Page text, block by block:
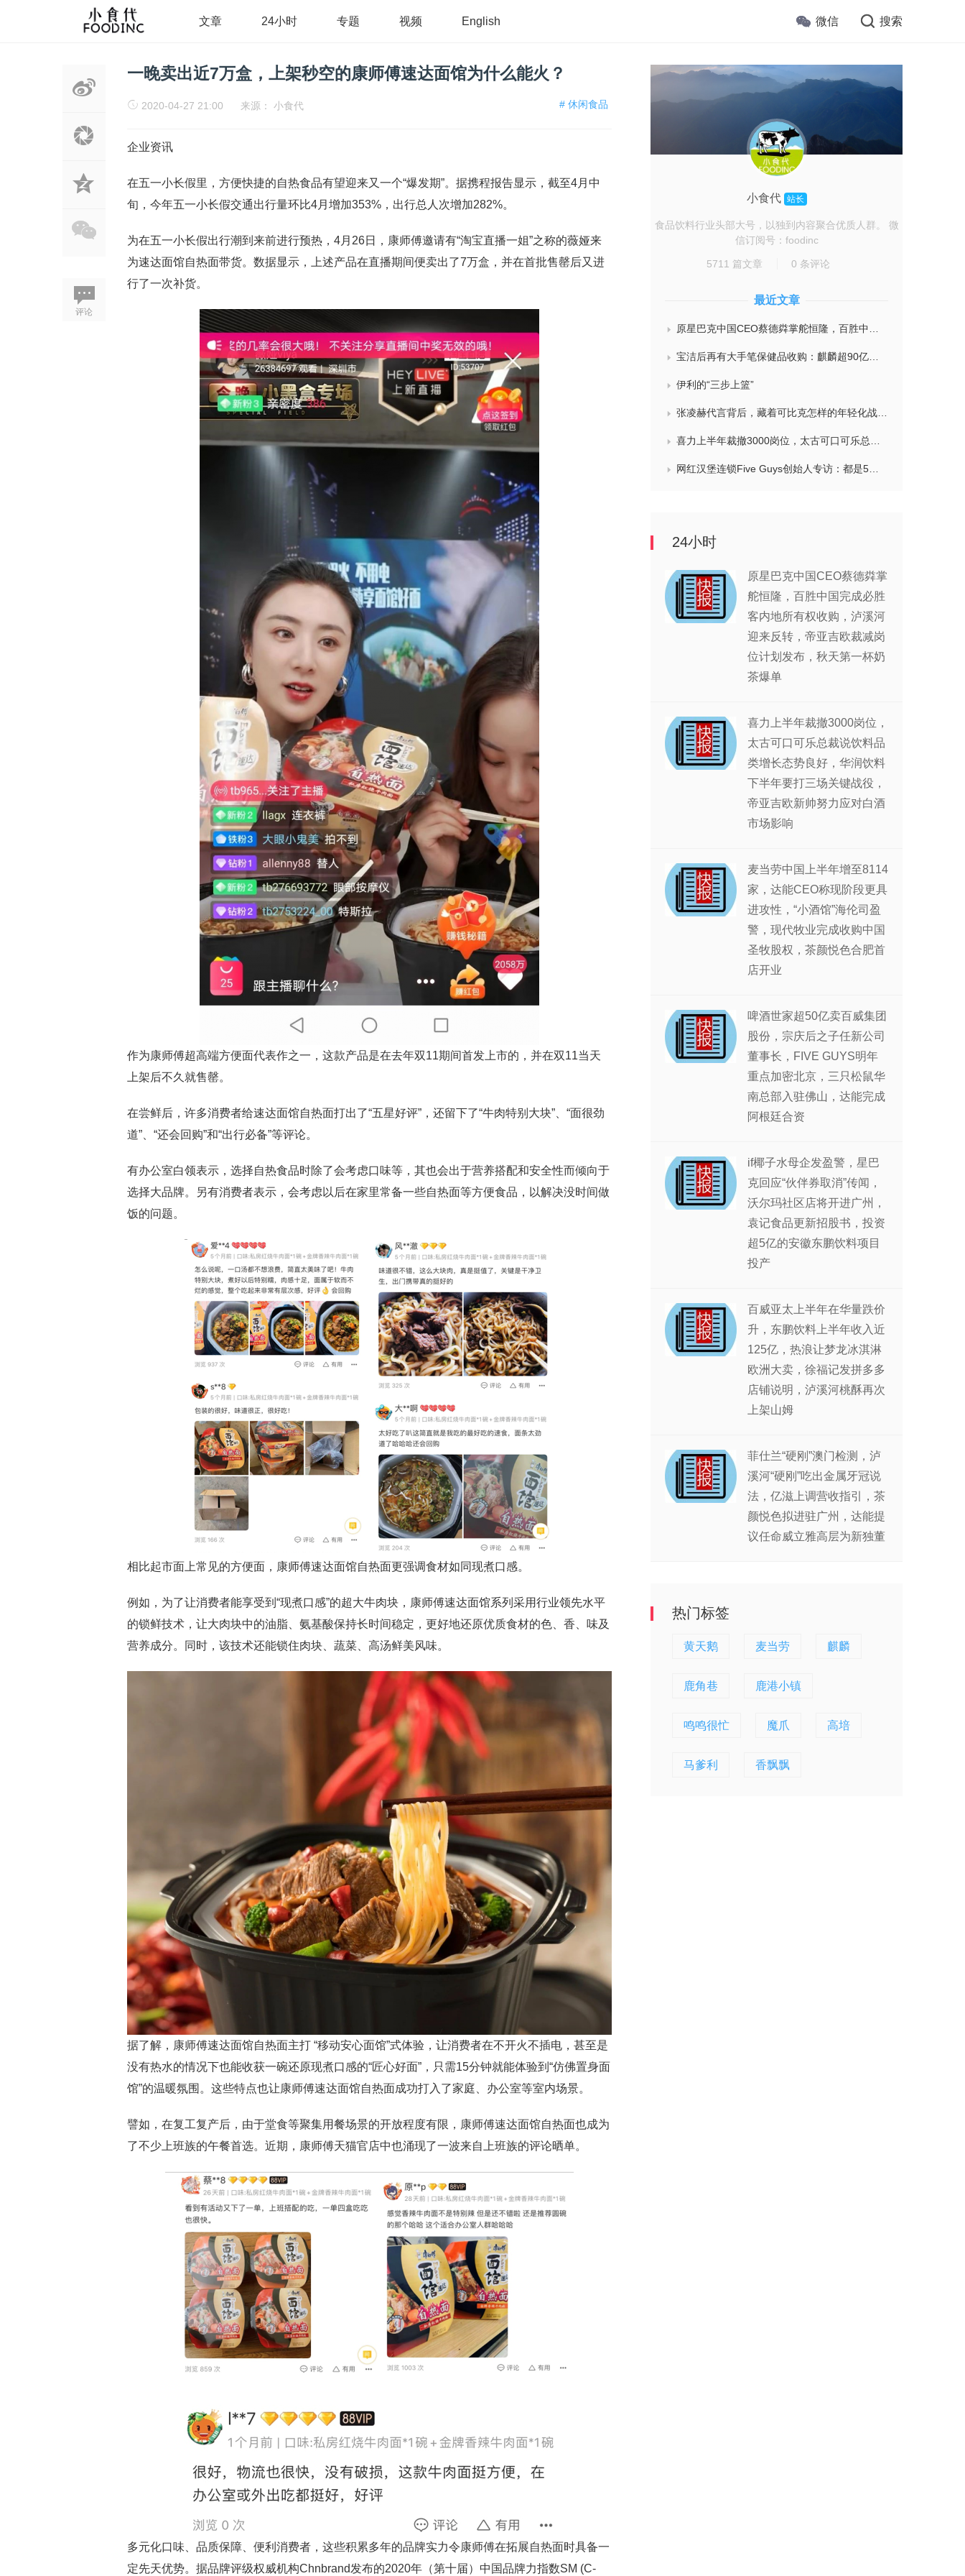
文章 24小时 专题 视频 English 微信 搜索
评论
一晚卖出近7万盒，上架秒空的康师傅速达面馆为什么能火？
# 休闲食品
2020-04-27 21:00 来源： 小食代
企业资讯
在五一小长假里，方便快捷的自热食品有望迎来又一个“爆发期”。据携程报告显示，截至4月中
旬，今年五一小长假交通出行量环比4月增加353%，出行总人次增加282%。
为在五一小长假出行潮到来前进行预热，4月26日，康师傅邀请有“淘宝直播一姐”之称的薇娅来
为速达面馆自热面带货。数据显示，上述产品在直播期间便卖出了7万盒，并在首批售罄后又进
行了一次补货。
作为康师傅超高端方便面代表作之一，这款产品是在去年双11期间首发上市的，并在双11当天
上架后不久就售罄。
在尝鲜后，许多消费者给速达面馆自热面打出了“五星好评”，还留下了“牛肉特别大块”、“面很劲
道”、“还会回购”和“出行必备”等评论。
有办公室白领表示，选择自热食品时除了会考虑口味等，其也会出于营养搭配和安全性而倾向于
选择大品牌。另有消费者表示，会考虑以后在家里常备一些自热面等方便食品，以解决没时间做
饭的问题。
相比起市面上常见的方便面，康师傅速达面馆自热面更强调食材如同现煮口感。
例如，为了让消费者能享受到“现煮口感”的超大牛肉块，康师傅速达面馆系列采用行业领先水平
的锁鲜技术，让大肉块中的油脂、氨基酸保持长时间稳定，更好地还原优质食材的色、香、味及
营养成分。同时，该技术还能锁住肉块、蔬菜、高汤鲜美风味。
据了解，康师傅速达面馆自热面主打 “移动安心面馆”式体验，让消费者在不开火不插电，甚至是
没有热水的情况下也能收获一碗还原现煮口感的“匠心好面”，只需15分钟就能体验到“仿佛置身面
馆”的温暖氛围。这些特点也让康师傅速达面馆自热面成功打入了家庭、办公室等室内场景。
譬如，在复工复产后，由于堂食等聚集用餐场景的开放程度有限，康师傅速达面馆自热面也成为
了不少上班族的午餐首选。近期，康师傅天猫官店中也涌现了一波来自上班族的评论晒单。
多元化口味、品质保障、便利消费者，这些积累多年的品牌实力令康师傅在拓展自热面时具备一
定先天优势。据品牌评级权威机构Chnbrand发布的2020年（第十届）中国品牌力指数SM (C-
小食代 站长
食品饮料行业头部大号，以独到内容聚合优质人群。 微
信订阅号：foodinc
5711 篇文章 0 条评论
最近文章
原星巴克中国CEO蔡德粦掌舵恒隆，百胜中国完成必胜客内地所有权收购，泸溪河迎来反转，帝亚吉欧裁减岗位计划发布，秋天第一杯奶茶爆单
宝洁后再有大手笔保健品收购：麒麟超90亿拿下健美生，在华已入驻山姆和开市客等多渠道，为何超300亿资本一周内“疯抢”VMS？
伊利的“三步上篮”
张凌赫代言背后，藏着可比克怎样的年轻化战略？
喜力上半年裁撤3000岗位，太古可口可乐总裁说饮料品类增长态势良好，华润饮料下半年要打三场关键战役，帝亚吉欧新帅努力应对白酒市场影响
网红汉堡连锁Five Guys创始人专访：都是5个儿子和妻子在打理，绝不会与麦当劳正面竞争，要公司上市或卖盘的建议不时出现
24小时
原星巴克中国CEO蔡德粦掌
舵恒隆，百胜中国完成必胜
客内地所有权收购，泸溪河
迎来反转，帝亚吉欧裁减岗
位计划发布，秋天第一杯奶
茶爆单
喜力上半年裁撤3000岗位，
太古可口可乐总裁说饮料品
类增长态势良好，华润饮料
下半年要打三场关键战役，
帝亚吉欧新帅努力应对白酒
市场影响
麦当劳中国上半年增至8114
家，达能CEO称现阶段更具
进攻性，“小酒馆”海伦司盈
警，现代牧业完成收购中国
圣牧股权，茶颜悦色合肥首
店开业
啤酒世家超50亿卖百威集团
股份，宗庆后之子任新公司
董事长，FIVE GUYS明年
重点加密北京，三只松鼠华
南总部入驻佛山，达能完成
阿根廷合资
if椰子水母企发盈警，星巴
克回应“伙伴券取消”传闻，
沃尔玛社区店将开进广州，
袁记食品更新招股书，投资
超5亿的安徽东鹏饮料项目
投产
百威亚太上半年在华量跌价
升，东鹏饮料上半年收入近
125亿，热浪让梦龙冰淇淋
欧洲大卖，徐福记发拼多多
店铺说明，泸溪河桃酥再次
上架山姆
菲仕兰“硬刚”澳门检测，泸
溪河“硬刚”吃出金属牙冠说
法，亿滋上调营收指引，茶
颜悦色拟进驻广州，达能提
议任命威立雅高层为新独董
热门标签
黄天鹅 麦当劳 麒麟
鹿角巷 鹿港小镇
鸣鸣很忙 魔爪 高培
马爹利 香飘飘